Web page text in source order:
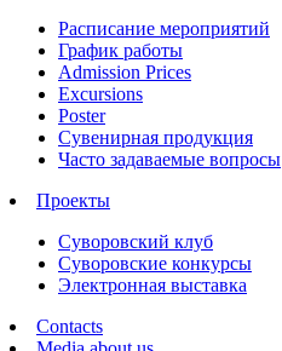
Расписание мероприятий
График работы
Admission Prices
Excursions
Poster
Сувенирная продукция
Часто задаваемые вопросы
Проекты
Суворовский клуб
Суворовские конкурсы
Электронная выставка
Contacts